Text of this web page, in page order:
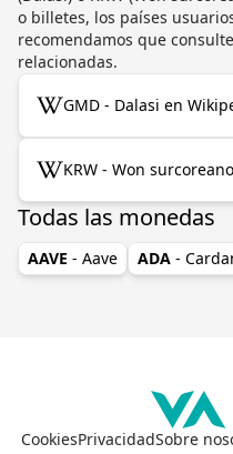
o billetes, los países
recomendamos que
relacionadas.
GMD - Dalasi en
KRW - Won
Todas las monedas
AAVE - Aave ADA -
CookiesPrivacidadSobre